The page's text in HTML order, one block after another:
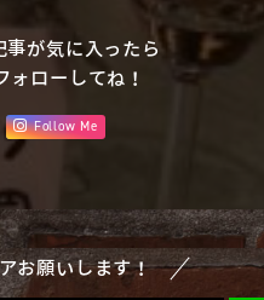
事が気に入ったら
ォローしてね！
Follow Me
お願いします！